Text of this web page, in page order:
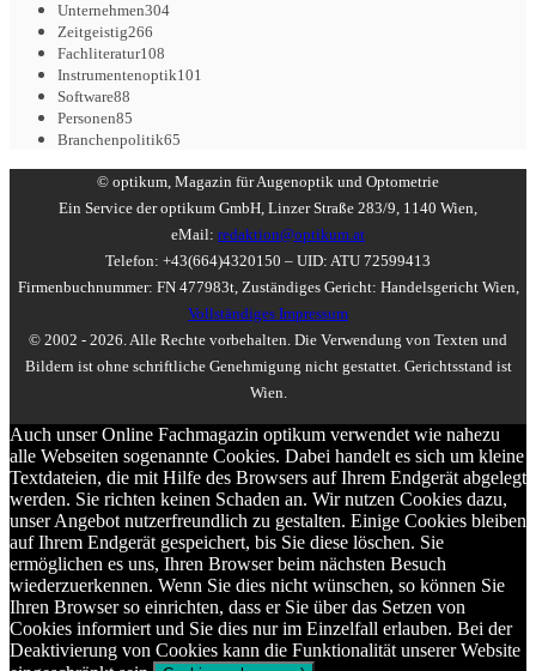
Unternehmen304
Zeitgeistig266
Fachliteratur108
Instrumentenoptik101
Software88
Personen85
Branchenpolitik65
© optikum, Magazin für Augenoptik und Optometrie
Ein Service der optikum GmbH, Linzer Straße 283/9, 1140 Wien,
eMail: redaktion@optikum.at
Telefon: +43(664)4320150 – UID: ATU 72599413
Firmenbuchnummer: FN 477983t, Zuständiges Gericht: Handelsgericht Wien,
Vollständiges Impressum
© 2002 - 2026. Alle Rechte vorbehalten. Die Verwendung von Texten und
Bildern ist ohne schriftliche Genehmigung nicht gestattet. Gerichtsstand ist
Wien.
Auch unser Online Fachmagazin optikum verwendet wie nahezu
alle Webseiten sogenannte Cookies. Dabei handelt es sich um kleine
Textdateien, die mit Hilfe des Browsers auf Ihrem Endgerät abgelegt
werden. Sie richten keinen Schaden an. Wir nutzen Cookies dazu,
unser Angebot nutzerfreundlich zu gestalten. Einige Cookies bleiben
auf Ihrem Endgerät gespeichert, bis Sie diese löschen. Sie
ermöglichen es uns, Ihren Browser beim nächsten Besuch
wiederzuerkennen. Wenn Sie dies nicht wünschen, so können Sie
Ihren Browser so einrichten, dass er Sie über das Setzen von
Cookies informiert und Sie dies nur im Einzelfall erlauben. Bei der
Deaktivierung von Cookies kann die Funktionalität unserer Website